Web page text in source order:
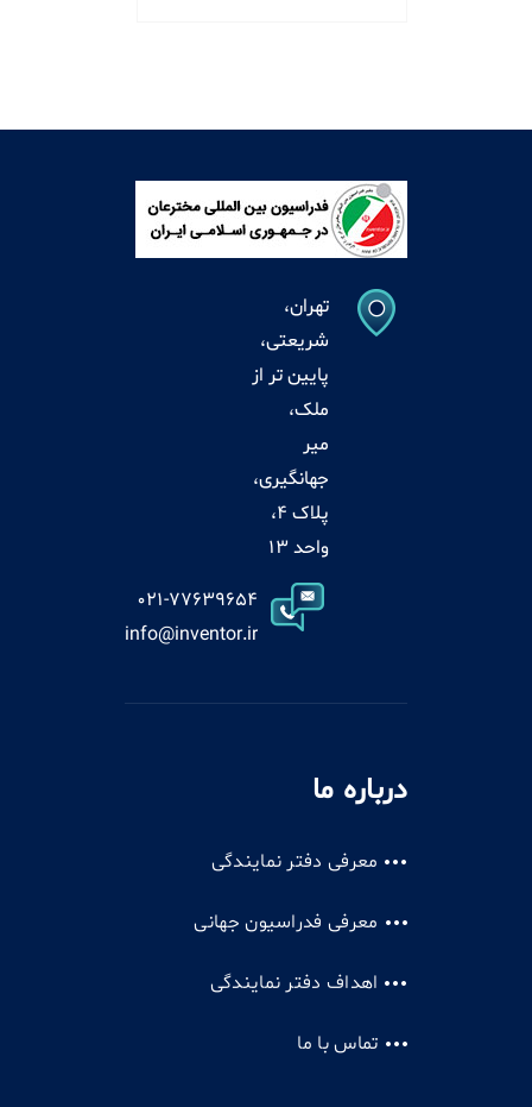
تهران،
شریعتی،
پایین تر از
ملک،
میر
جهانگیری،
پلاک 4،
واحد 13
021-77639654
info@inventor.ir
درباره ما
معرفی دفتر نمایندگی
معرفی فدراسیون جهانی
اهداف دفتر نمایندگی
تماس با ما